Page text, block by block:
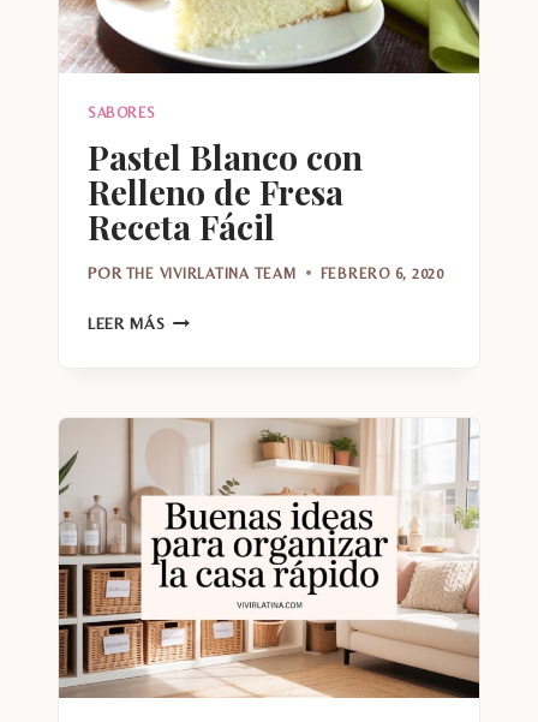
SABORES
Pastel Blanco con
Relleno de Fresa
Receta Fácil
POR THE VIVIRLATINA TEAM FEBRERO 6, 2020
LEER MÁS PASTEL
DE
FRESA
FÁCIL